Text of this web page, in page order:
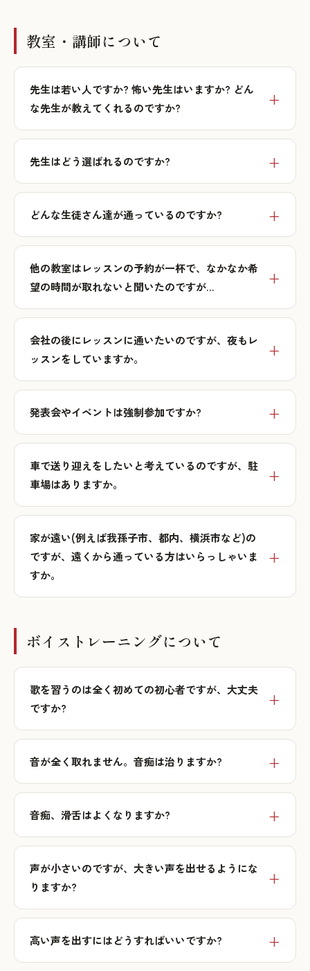
教室・講師について
先生は若い人ですか? 怖い先生はいますか? どん
な先生が教えてくれるのですか?
先生はどう選ばれるのですか?
どんな生徒さん達が通っているのですか?
他の教室はレッスンの予約が一杯で、なかなか希
望の時間が取れないと聞いたのですが…
会社の後にレッスンに通いたいのですが、夜もレ
ッスンをしていますか。
発表会やイベントは強制参加ですか?
車で送り迎えをしたいと考えているのですが、駐
車場はありますか。
家が遠い(例えば我孫子市、都内、横浜市など)の
ですが、遠くから通っている方はいらっしゃいま
すか。
ボイストレーニングについて
歌を習うのは全く初めての初心者ですが、大丈夫
ですか?
音が全く取れません。音痴は治りますか?
音痴、滑舌はよくなりますか?
声が小さいのですが、大きい声を出せるようにな
りますか?
高い声を出すにはどうすればいいですか?